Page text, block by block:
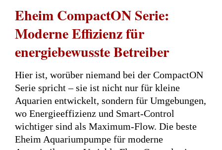
Eheim CompactON Serie:
Moderne Effizienz für
energiebewusste Betreiber
Hier ist, worüber niemand bei der CompactON
Serie spricht – sie ist nicht nur für kleine
Aquarien entwickelt, sondern für Umgebungen,
wo Energieeffizienz und Smart-Control
wichtiger sind als Maximum-Flow. Die beste
Eheim Aquariumpumpe für moderne